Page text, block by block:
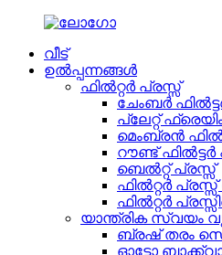
വീട്
ഉൽപ്പന്നങ്ങൾ
ഫിൽറ്റർ പ്രസ്സ്
ചേംബർ
പ്ലേറ്റ്
മെംബ്രൻ
റൗണ്ട് ഫിൽട്ടർ
ബെൽറ്റ് പ്രസ്സ്
ഫിൽറ്റർ പ്രസ്സ്
ഫിൽറ്റർ
യാന്ത്രിക സ്വയം
ബ്രഷ് തരം
ഓട്ടോ